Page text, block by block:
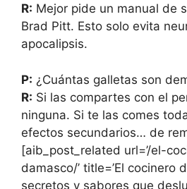
R: Mejor pide un manual de
Brad Pitt. Esto solo evita
apocalipsis.
P: ¿Cuántas galletas son
R: Si las compartes con el
ninguna. Si te las comes
efectos secundarios… de
[aib_post_related url=’/el-
damasco/’ title=’El cocinero
secretos y sabores que